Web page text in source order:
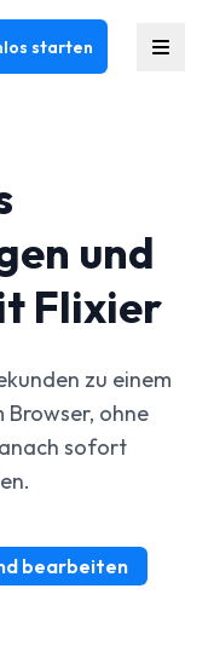
starten
und
Flixier
zu einem
Browser, ohne
sofort
bearbeiten